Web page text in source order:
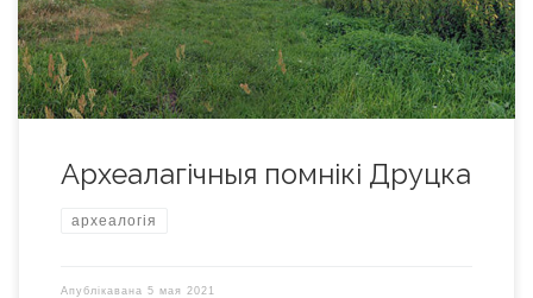
ўдзельнага княства. Горад меў дзяцінец (пл. каля 1 га),
умацаваны […]
Археалагічныя помнікі Друцка
археалогія
Апублікавана 5 мая 2021